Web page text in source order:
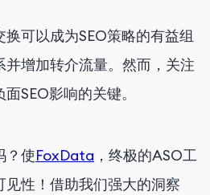
可以成为SEO策略的有益组
并增加转介流量。然而，关注
SEO影响的关键。
？使FoxData ，终极的ASO工
性！借助我们强大的洞察